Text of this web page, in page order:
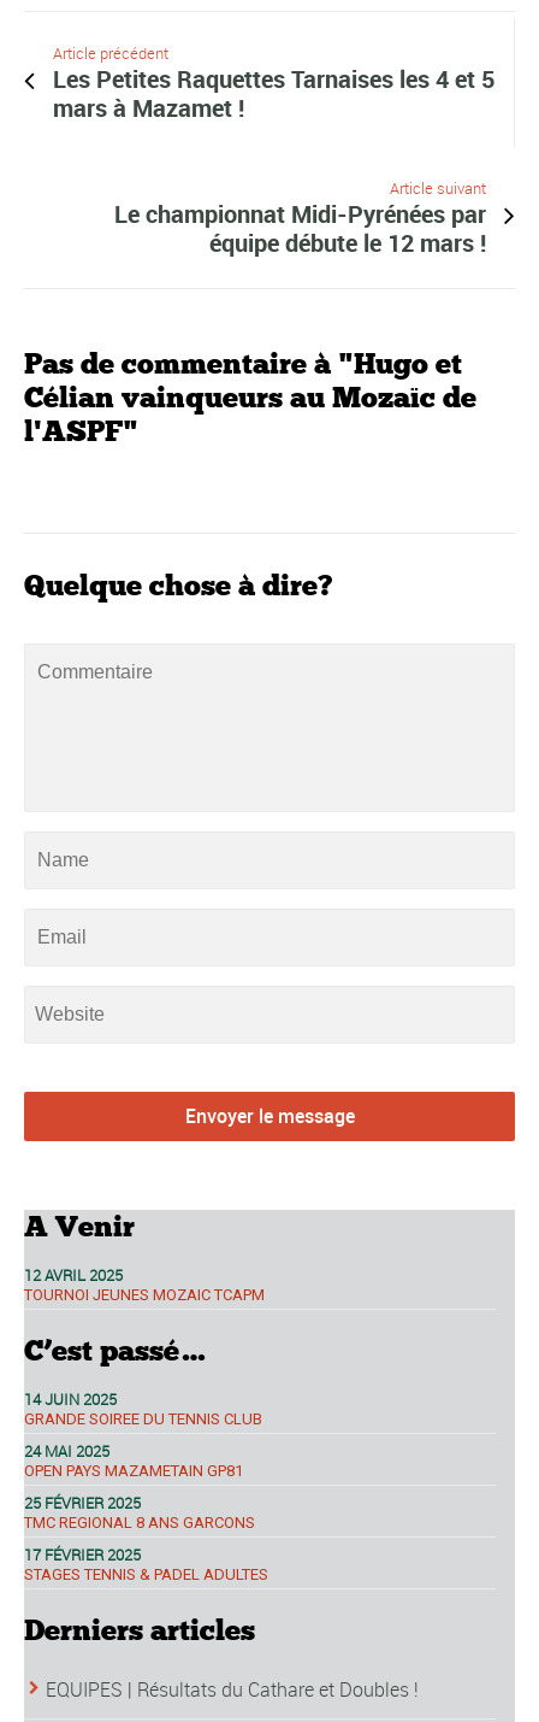
Article précédent
Les Petites Raquettes Tarnaises les 4 et 5
mars à Mazamet !
Article suivant
Le championnat Midi-Pyrénées par
équipe débute le 12 mars !
Pas de commentaire à "Hugo et
Célian vainqueurs au Mozaïc de
l'ASPF"
Quelque chose à dire?
A Venir
12 AVRIL 2025
TOURNOI JEUNES MOZAIC TCAPM
C’est passé…
14 JUIN 2025
GRANDE SOIREE DU TENNIS CLUB
24 MAI 2025
OPEN PAYS MAZAMETAIN GP81
25 FÉVRIER 2025
TMC REGIONAL 8 ANS GARCONS
17 FÉVRIER 2025
STAGES TENNIS & PADEL ADULTES
Derniers articles
EQUIPES | Résultats du Cathare et Doubles !